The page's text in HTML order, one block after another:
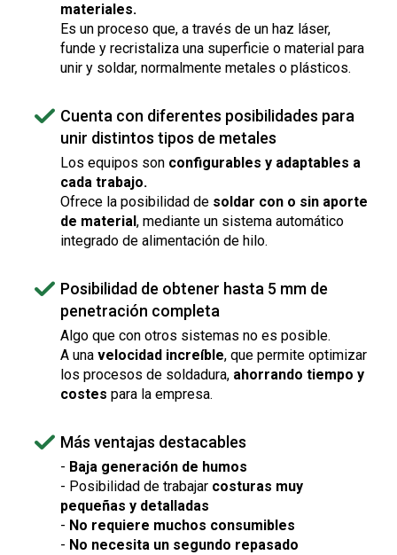
materiales.
Es un proceso que, a través de un haz láser,
funde y recristaliza una superficie o material para
unir y soldar, normalmente metales o plásticos.
Cuenta con diferentes posibilidades para
unir distintos tipos de metales
Los equipos son configurables y adaptables a
cada trabajo.
Ofrece la posibilidad de soldar con o sin aporte
de material , mediante un sistema automático
integrado de alimentación de hilo.
Posibilidad de obtener hasta 5 mm de
penetración completa
Algo que con otros sistemas no es posible.
A una velocidad increíble, que permite optimizar
los procesos de soldadura, ahorrando tiempo y
costes para la empresa.
Más ventajas destacables
- Baja generación de humos
- Posibilidad de trabajar costuras muy
pequeñas y detalladas
- No requiere muchos consumibles
- No necesita un segundo repasado